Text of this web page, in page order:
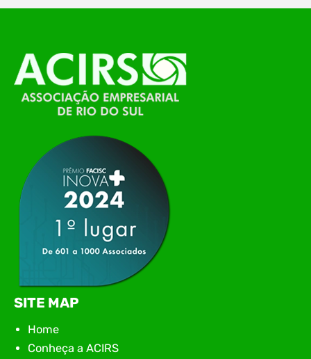
O Polo ACATE-ACIRS, por meio do NIAVI – Núcleo
de Tecnologia da Informação do Alto Vale do
Itajaí, realizou, no dia 21 de julho, o evento
Conexão Tech NIAVI, reunindo empresas de
tecnologia da região para uma noite de
apresentação de novas iniciativas para o setor. O
encontro aconteceu em Rio…
SITE MAP
Home
Conheça a ACIRS